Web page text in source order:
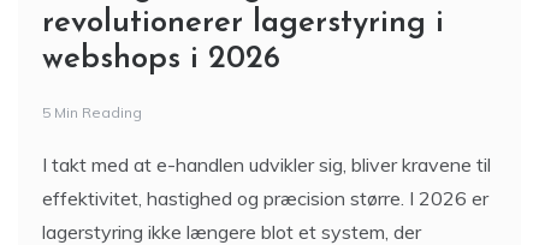
revolutionerer lagerstyring i
webshops i 2026
5 Min Reading
I takt med at e-handlen udvikler sig, bliver kravene til
effektivitet, hastighed og præcision større. I 2026 er
lagerstyring ikke længere blot et system, der